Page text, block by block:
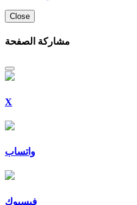
Close
مشاركة الصفحة
X
واتساب
فيسبوك